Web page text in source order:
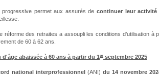
progressive permet aux assurés de continuer leur
réforme des retraites a assoupli les conditions d’utilisation à
de 60 à 62 ans.
abaissée à 60 ans à partir du 1 er septembre 2025
national interprofessionnel (ANI) du 14 novembre